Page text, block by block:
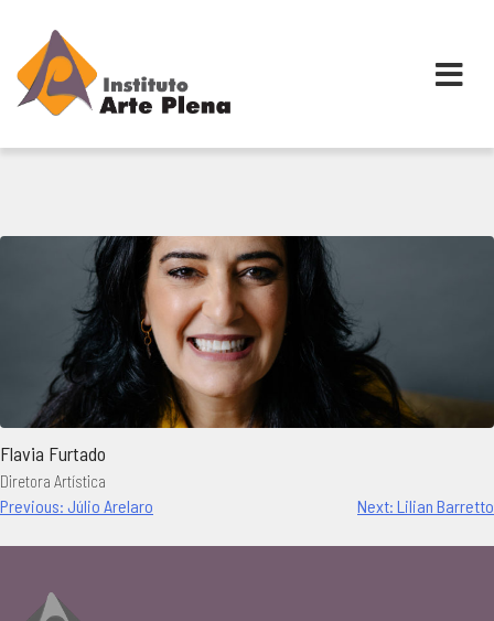
content
Flavia Furtado
Diretora Artística
Navegação
de
Previous: Júlio Arelaro Next: Lilian Barretto